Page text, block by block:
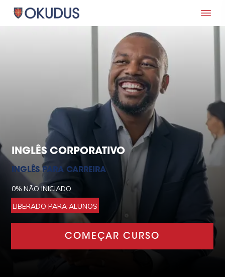
INGLÊS CORPORATIVO
INGLÊS PARA CARREIRA
0% NÃO INICIADO
LIBERADO PARA ALUNOS
COMEÇAR CURSO